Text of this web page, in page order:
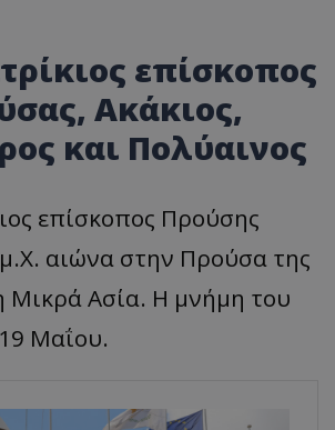
επίσκοπος
Ακάκιος,
και Πολύαινος
επίσκοπος Προύσης
αιώνα στην Προύσα της
Μικρά Ασία. Η μνήμη του
Μαΐου.